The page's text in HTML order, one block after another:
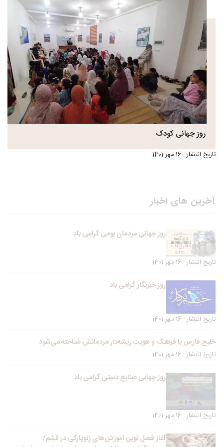
روز جهانی کودک
تاریخ انتشار : 16 مهر 1401
آخرین های اخبار
روز جهانی مردمان بومی گرامی باد
تاریخ انتشار : 16 مهر 1401
روز خبرنگار گرامی باد
تاریخ انتشار : 16 مهر 1401
خلیج فارس با فرهنگ و هویت ریشه‌دار مردمانش شناخته می‌شود
تاریخ انتشار : 16 مهر 1401
روز جهانی صنایع دستی گرامی باد
تاریخ انتشار : 16 مهر 1401
آغاز فصل نوین آموزش‌های ژئوپارکی در قشم/